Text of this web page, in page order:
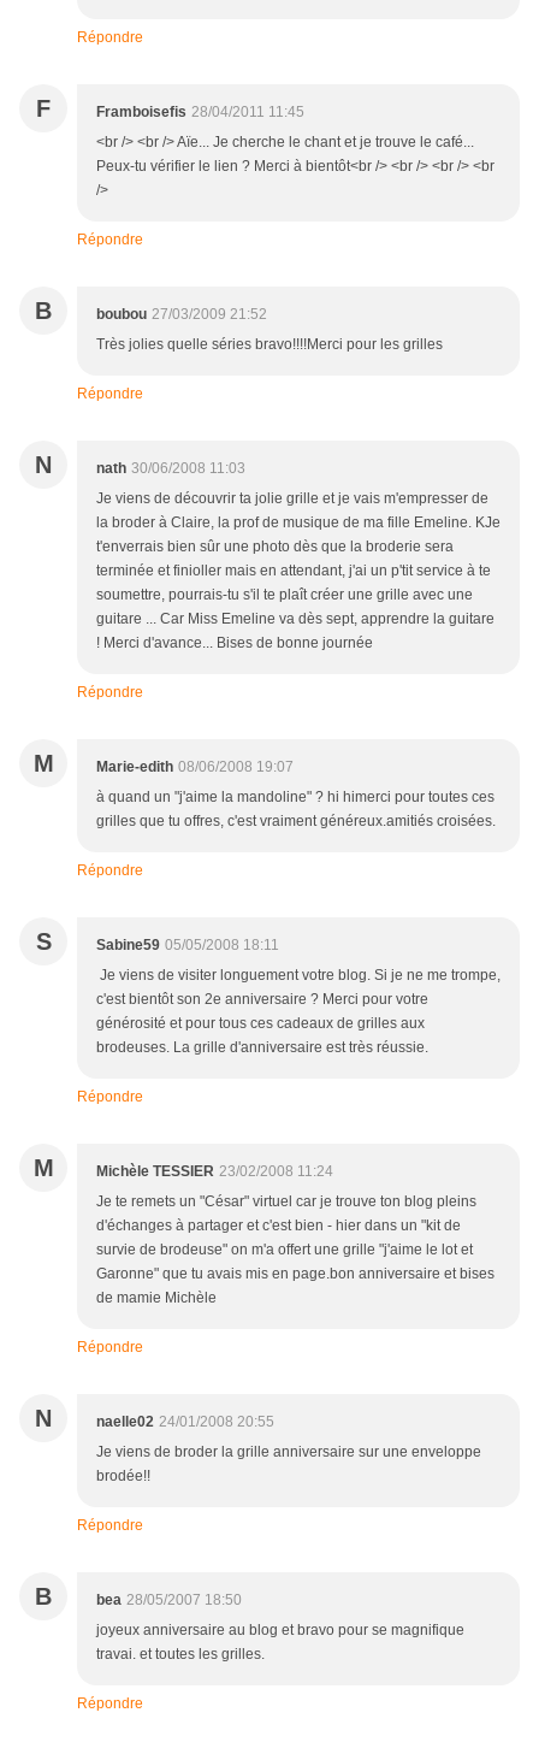
Répondre
F Framboisefis 28/04/2011 11:45
<br /> <br /> Aïe... Je cherche le chant et je trouve le café...
Peux-tu vérifier le lien ? Merci à bientôt<br /> <br /> <br /> <br
/>
Répondre
B boubou 27/03/2009 21:52
Très jolies quelle séries bravo!!!!Merci pour les grilles
Répondre
N nath 30/06/2008 11:03
Je viens de découvrir ta jolie grille et je vais m'empresser de
la broder à Claire, la prof de musique de ma fille Emeline. KJe
t'enverrais bien sûr une photo dès que la broderie sera
terminée et finioller mais en attendant, j'ai un p'tit service à te
soumettre, pourrais-tu s'il te plaît créer une grille avec une
guitare ... Car Miss Emeline va dès sept, apprendre la guitare
! Merci d'avance... Bises de bonne journée
Répondre
M Marie-edith 08/06/2008 19:07
à quand un "j'aime la mandoline" ? hi himerci pour toutes ces
grilles que tu offres, c'est vraiment généreux.amitiés croisées.
Répondre
S Sabine59 05/05/2008 18:11
Je viens de visiter longuement votre blog. Si je ne me trompe,
c'est bientôt son 2e anniversaire ? Merci pour votre
générosité et pour tous ces cadeaux de grilles aux
brodeuses. La grille d'anniversaire est très réussie.
Répondre
M Michèle TESSIER 23/02/2008 11:24
Je te remets un "César" virtuel car je trouve ton blog pleins
d'échanges à partager et c'est bien - hier dans un "kit de
survie de brodeuse" on m'a offert une grille "j'aime le lot et
Garonne" que tu avais mis en page.bon anniversaire et bises
de mamie Michèle
Répondre
N naelle02 24/01/2008 20:55
Je viens de broder la grille anniversaire sur une enveloppe
brodée!!
Répondre
B bea 28/05/2007 18:50
joyeux anniversaire au blog et bravo pour se magnifique
travai. et toutes les grilles.
Répondre